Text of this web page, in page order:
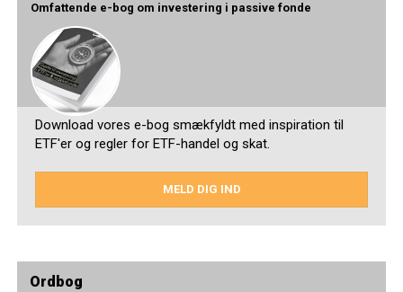
Omfattende e-bog om investering i passive fonde
Download vores e-bog smækfyldt med inspiration til
ETF'er og regler for ETF-handel og skat.
MELD DIG IND
Ordbog